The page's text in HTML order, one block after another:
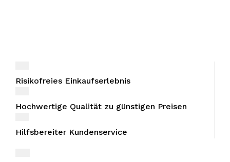
Risikofreies Einkaufserlebnis
Hochwertige Qualität zu günstigen Preisen
Hilfsbereiter Kundenservice